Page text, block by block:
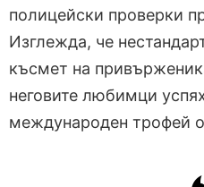
полицейски проверки
Изглежда, че
късмет на
неговите любимци
международен трофей